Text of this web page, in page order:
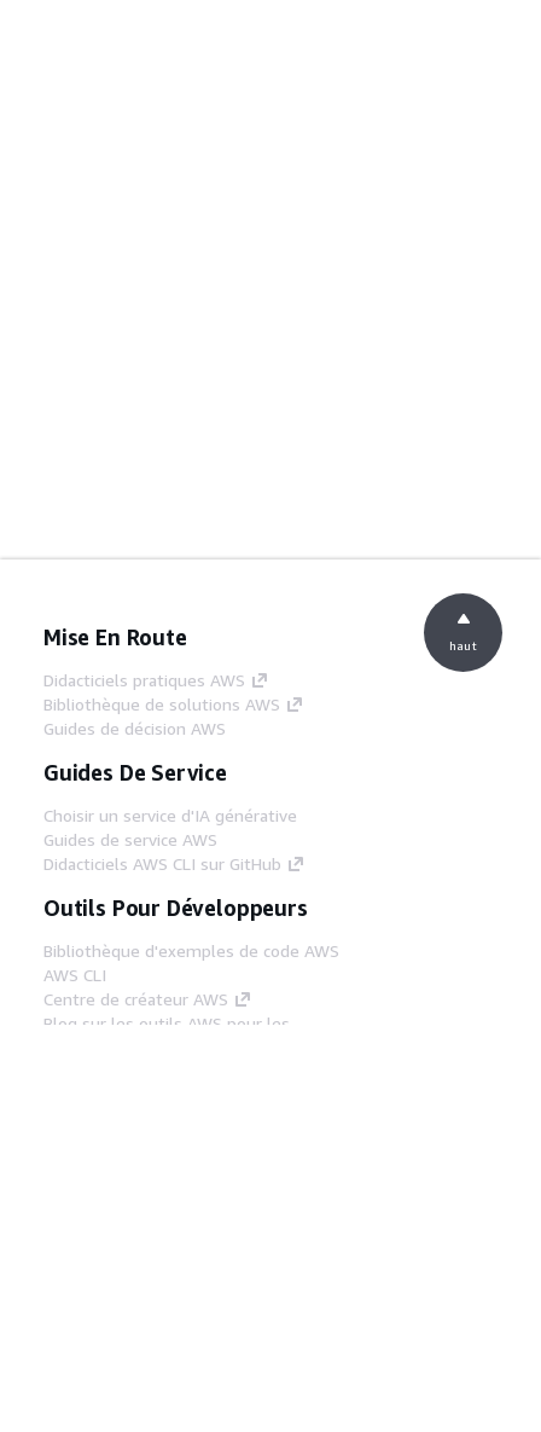
Mise En Route
Didacticiels pratiques AWS
Bibliothèque de solutions AWS
Guides de décision AWS
Guides De Service
Choisir un service d'IA générative
Guides de service AWS
Didacticiels AWS CLI sur GitHub
Outils Pour Développeurs
Bibliothèque d'exemples de code AWS
AWS CLI
Centre de créateur AWS
Blog sur les outils AWS pour les
haut